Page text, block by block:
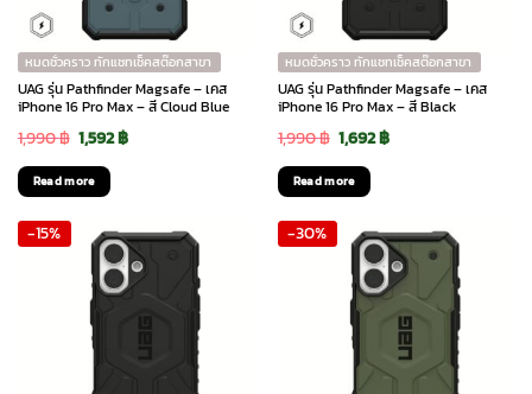
หมดชั่วคราว ทักแชทเช็คสต๊อกสาขา
UAG รุ่น Pathfinder Magsafe – เคส
iPhone 16 Pro Max – สี Cloud Blue
1,990฿ Original
price
was:
1,990 ฿.
1,592฿Current
1,592 ฿.
Read more
หมดชั่วคราว ทักแชทเช็คสต๊อกสาขา
UAG รุ่น Pathfinder Magsafe – เคส
iPhone 16 Pro Max – สี Black
1,990฿ Original
price
was:
1,990 ฿.
1,692฿Current
1,692 ฿.
Read more
-15% -30%